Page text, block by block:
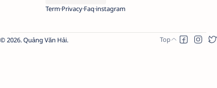
Term Privacy Faq instagram
2026.Quảng Văn Hải.